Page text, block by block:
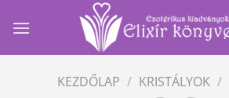
KEZDŐLAP / KRISTÁLYOK /